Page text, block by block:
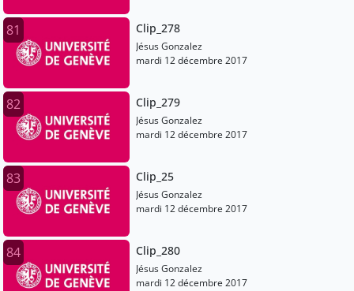
81 Clip_278
Jésus Gonzalez
mardi 12 décembre 2017
82 Clip_279
Jésus Gonzalez
mardi 12 décembre 2017
83 Clip_25
Jésus Gonzalez
mardi 12 décembre 2017
84 Clip_280
Jésus Gonzalez
mardi 12 décembre 2017